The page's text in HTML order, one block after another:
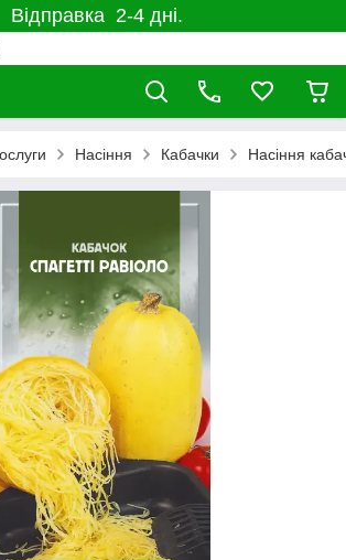
Відправка 2-4 дні.
Насіння Кабачки Насіння